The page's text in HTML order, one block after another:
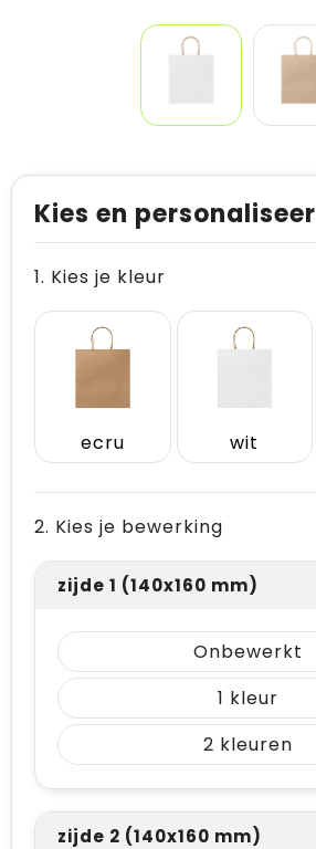
Kies en personaliseer
1. Kies je kleur
ecru wit
2. Kies je bewerking
zijde 1 (140x160 mm)
Onbewerkt
1
2
zijde 2 (140x160 mm)